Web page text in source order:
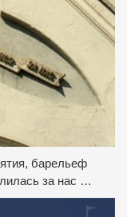
барельеф
за нас …